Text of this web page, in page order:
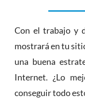
Con el trabajo y
mostrará en tu
una buena
Internet. ¿Lo
conseguir todo